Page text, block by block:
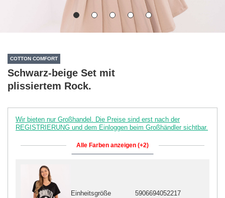
COTTON COMFORT
Schwarz-beige Set mit
plissiertem Rock.
Wir bieten nur Großhandel. Die Preise sind erst nach der
REGISTRIERUNG und dem Einloggen beim Großhändler sichtbar.
Alle Farben anzeigen (+2)
Einheitsgröße 5906694052217